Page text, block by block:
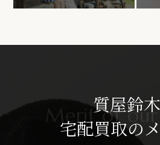
質屋鈴
宅配買取の